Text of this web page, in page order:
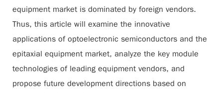
equipment market is dominated by foreign vendors.
Thus, this article will examine the innovative
applications of optoelectronic semiconductors and the
epitaxial equipment market, analyze the key module
technologies of leading equipment vendors, and
propose future development directions based on